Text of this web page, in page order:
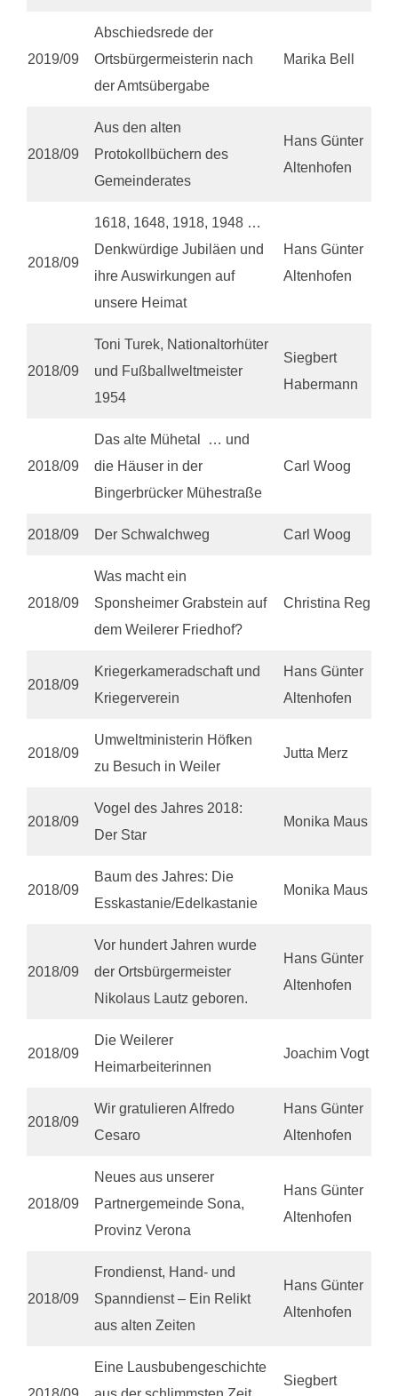
2019/09
Abschiedsrede der
Ortsbürgermeisterin nach
der Amtsübergabe
Marika Bell
2018/09
Aus den alten
Protokollbüchern des
Gemeinderates
Hans Günter
Altenhofen
2018/09
1618, 1648, 1918, 1948 …
Denkwürdige Jubiläen und
ihre Auswirkungen auf
unsere Heimat
Hans Günter
Altenhofen
2018/09
Toni Turek, Nationaltorhüter
und Fußballweltmeister
1954
Siegbert
Habermann
2018/09
Das alte Mühetal … und
die Häuser in der
Bingerbrücker Mühestraße
Carl Woog
2018/09 Der Schwalchweg Carl Woog
2018/09
Was macht ein
Sponsheimer Grabstein auf
dem Weilerer Friedhof?
Christina Regner
2018/09
Kriegerkameradschaft und
Kriegerverein
Hans Günter
Altenhofen
2018/09
Umweltministerin Höfken
zu Besuch in Weiler
Jutta Merz
2018/09
Vogel des Jahres 2018:
Der Star
Monika Maus
2018/09
Baum des Jahres: Die
Esskastanie/Edelkastanie
Monika Maus
2018/09
Vor hundert Jahren wurde
der Ortsbürgermeister
Nikolaus Lautz geboren.
Hans Günter
Altenhofen
2018/09
Die Weilerer
Heimarbeiterinnen
Joachim Vogt
2018/09
Wir gratulieren Alfredo
Cesaro
Hans Günter
Altenhofen
2018/09
Neues aus unserer
Partnergemeinde Sona,
Provinz Verona
Hans Günter
Altenhofen
2018/09
Frondienst, Hand- und
Spanndienst – Ein Relikt
aus alten Zeiten
Hans Günter
Altenhofen
Eine Lausbubengeschichte
Siegbert